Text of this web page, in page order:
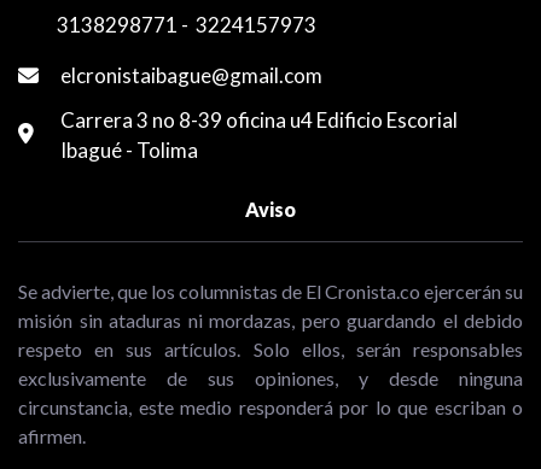
3138298771 - 3224157973
elcronistaibague@gmail.com
Carrera 3 no 8-39 oficina u4 Edificio Escorial
Ibagué - Tolima
Aviso
Se advierte, que los columnistas de El Cronista.co ejercerán su
misión sin ataduras ni mordazas, pero guardando el debido
respeto en sus artículos. Solo ellos, serán responsables
exclusivamente de sus opiniones, y desde ninguna
circunstancia, este medio responderá por lo que escriban o
afirmen.